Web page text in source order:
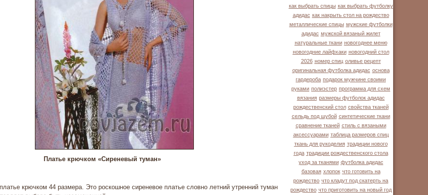
Платье крючком «Сиреневый туман»
крючком 44 размера. Это роскошное сиреневое платье словно летний утренний туман
как выбрать спицы как выбрать футболку
адидас как накрыть стол на рождество
металлические спицы мужские футболки
адидас мужской вязаный жилет
натуральные ткани новогоднее меню
новогодние лайфхаки новогодний стол
2026 номер спиц оливье рецепт
оригинальная футболка адидас основа
гардероба подарок мужчине своими
руками полиэстер программа для схем
вязания размеры футболок адидас
рождественский стол свойства тканей
сельдь под шубой синтетические ткани
сравнение тканей стиль с вязаными
аксессуарами таблица размеров спиц
ткань для рукоделия традиции нового
года традиции рождественского стола
уход за тканями футболка адидас
базовая хлопок что готовить на
рождество что кладут под скатерть на
рождество что приготовить на новый год